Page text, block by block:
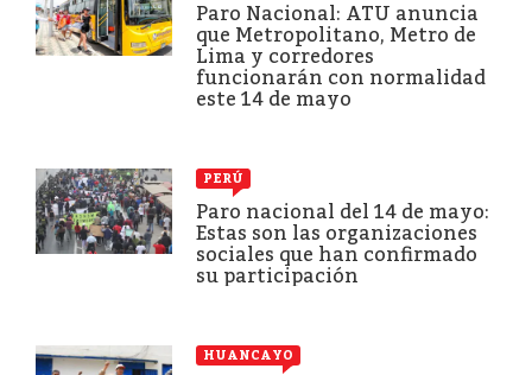
Paro Nacional: ATU anuncia
que Metropolitano, Metro de
Lima y corredores
funcionarán con normalidad
este 14 de mayo
PERÚ
Paro nacional del 14 de mayo:
Estas son las organizaciones
sociales que han confirmado
su participación
HUANCAYO